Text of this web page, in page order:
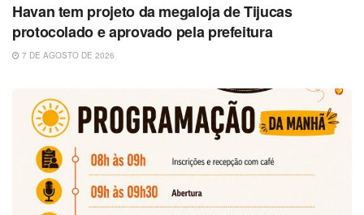
Havan tem projeto da megaloja de Tijucas
protocolado e aprovado pela prefeitura
7 DE AGOSTO DE 2026